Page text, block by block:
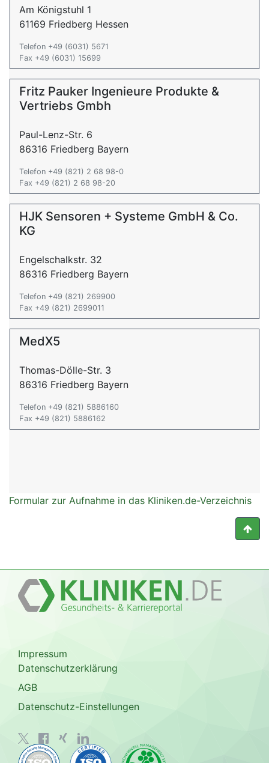
Am Königstuhl 1
61169 Friedberg Hessen
Telefon +49 (6031) 5671
Fax +49 (6031) 15699
Fritz Pauker Ingenieure Produkte &
Vertriebs Gmbh
Paul-Lenz-Str. 6
86316 Friedberg Bayern
Telefon +49 (821) 2 68 98-0
Fax +49 (821) 2 68 98-20
HJK Sensoren + Systeme GmbH & Co.
KG
Engelschalkstr. 32
86316 Friedberg Bayern
Telefon +49 (821) 269900
Fax +49 (821) 2699011
MedX5
Thomas-Dölle-Str. 3
86316 Friedberg Bayern
Telefon +49 (821) 5886160
Fax +49 (821) 5886162
Formular zur Aufnahme in das Kliniken.de-Verzeichnis
Impressum
Datenschutzerklärung
AGB
Datenschutz-Einstellungen